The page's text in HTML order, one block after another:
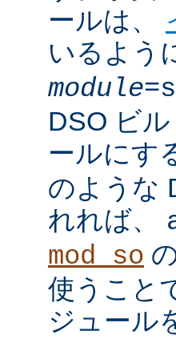
ールは、
いるよう
module
DSO ビ
ールにす
のような
れれば、
mod_so
使うこと
ジュール